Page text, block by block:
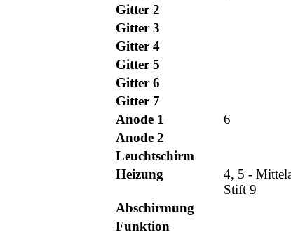
Gitter 2
Gitter 3
Gitter 4
Gitter 5
Gitter 6
Gitter 7
Anode 1
6
Anode 2
Leuchtschirm
Heizung
4, 5 -
Stift 9
Abschirmung
Funktion